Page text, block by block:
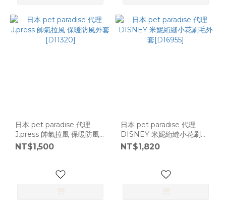
日本 pet paradise 代理
J.press 帥氣拉風 保暖防風
外套 [D11320]
NT$1,500
日本 pet paradise 代理
DISNEY 米妮絎縫小花刷毛
外套[D16955]
NT$1,820